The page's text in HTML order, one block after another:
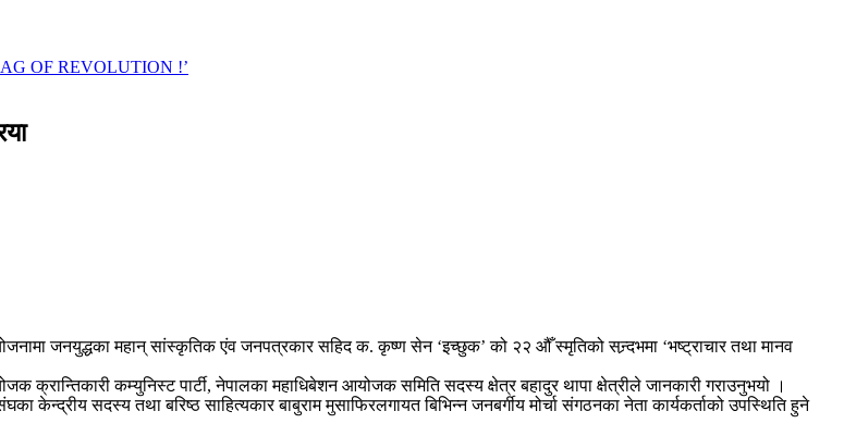
जनयुद्धका महान् सांस्कृतिक एंव जनपत्रकार सहिद क. कृष्ण सेन ‘इच्छुक’ को २२ औँ स्मृतिको सन्र्दभमा ‘भष्ट्राचार तथा मानव
कम्युनिस्ट पार्टी, नेपालका महाधिबेशन आयोजक समिति सदस्य क्षेत्र बहादुर थापा क्षेत्रीले जानकारी गराउनुभयो ।
केन्द्रीय सदस्य तथा बरिष्ठ साहित्यकार बाबुराम मुसाफिरलगायत बिभिन्न जनबर्गीय मोर्चा संगठनका नेता कार्यकर्ताको उपस्थिति हुने